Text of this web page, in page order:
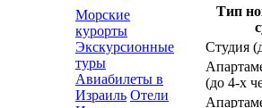
Морские
курорты
Экскурсионные
туры
Авиабилеты в
Израиль Отели
Тип
Студия
(до 4-х